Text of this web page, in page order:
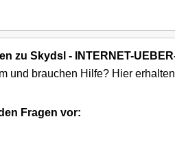
zu Skydsl - INTERNET-
und brauchen Hilfe? Hier
Fragen vor: